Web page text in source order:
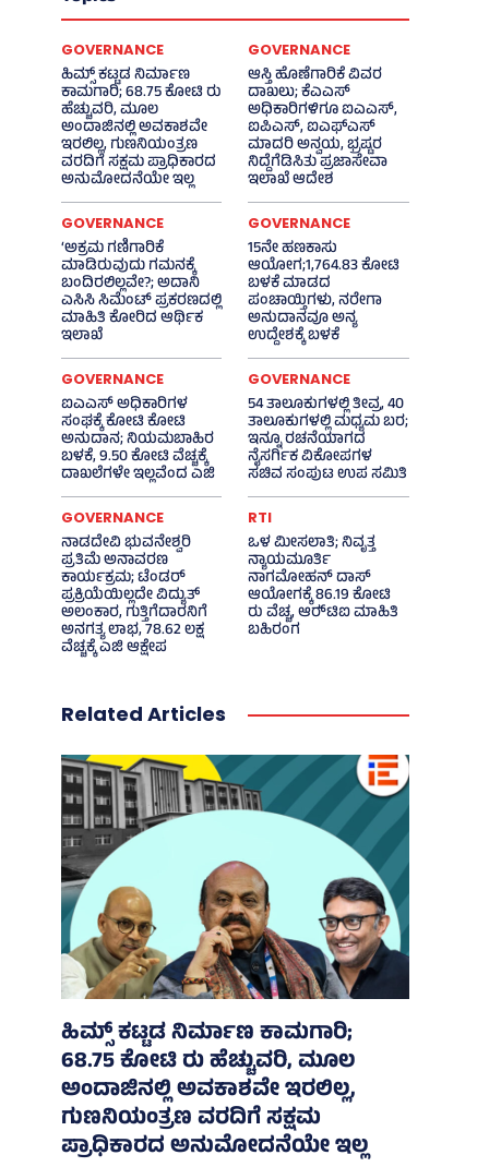
GOVERNANCE
ಹಿಮ್ಸ್‌ ಕಟ್ಟಡ ನಿರ್ಮಾಣ
ಕಾಮಗಾರಿ; 68.75 ಕೋಟಿ ರು
ಹೆಚ್ಚುವರಿ, ಮೂಲ
ಅಂದಾಜಿನಲ್ಲಿ ಅವಕಾಶವೇ
ಇರಲಿಲ್ಲ, ಗುಣನಿಯಂತ್ರಣ
ವರದಿಗೆ ಸಕ್ಷಮ ಪ್ರಾಧಿಕಾರದ
ಅನುಮೋದನೆಯೇ ಇಲ್ಲ
GOVERNANCE
ಆಸ್ತಿ ಹೊಣೆಗಾರಿಕೆ ವಿವರ
ದಾಖಲು; ಕೆಎಎಸ್
ಅಧಿಕಾರಿಗಳಿಗೂ ಐಎಎಸ್‌,
ಐಪಿಎಸ್‌, ಐಎಫ್‌ಎಸ್‌
ಮಾದರಿ ಅನ್ವಯ, ಭ್ರಷ್ಟರ
ನಿದ್ದೆಗೆಡಿಸಿತು ಪ್ರಜಾಸೇವಾ
ಇಲಾಖೆ ಆದೇಶ
GOVERNANCE
‘ಅಕ್ರಮ ಗಣಿಗಾರಿಕೆ
ಮಾಡಿರುವುದು ಗಮನಕ್ಕೆ
ಬಂದಿರಲಿಲ್ಲವೇ?; ಅದಾನಿ
ಎಸಿಸಿ ಸಿಮೆಂಟ್ ಪ್ರಕರಣದಲ್ಲಿ
ಮಾಹಿತಿ ಕೋರಿದ ಆರ್ಥಿಕ
ಇಲಾಖೆ
GOVERNANCE
15ನೇ ಹಣಕಾಸು
ಆಯೋಗ;1,764.83 ಕೋಟಿ
ಬಳಕೆ ಮಾಡದ
ಪಂಚಾಯ್ತಿಗಳು, ನರೇಗಾ
ಅನುದಾನವೂ ಅನ್ಯ
ಉದ್ದೇಶಕ್ಕೆ ಬಳಕೆ
GOVERNANCE
ಐಎಎಸ್‌ ಅಧಿಕಾರಿಗಳ
ಸಂಘಕ್ಕೆ ಕೋಟಿ ಕೋಟಿ
ಅನುದಾನ; ನಿಯಮಬಾಹಿರ
ಬಳಕೆ, 9.50 ಕೋಟಿ ವೆಚ್ಚಕ್ಕೆ
ದಾಖಲೆಗಳೇ ಇಲ್ಲವೆಂದ ಎಜಿ
GOVERNANCE
54 ತಾಲೂಕುಗಳಲ್ಲಿ ತೀವ್ರ, 40
ತಾಲೂಕುಗಳಲ್ಲಿ ಮಧ್ಯಮ ಬರ;
ಇನ್ನೂ ರಚನೆಯಾಗದ
ನೈಸರ್ಗಿಕ ವಿಕೋಪಗಳ
ಸಚಿವ ಸಂಪುಟ ಉಪ ಸಮಿತಿ
GOVERNANCE
ನಾಡದೇವಿ ಭುವನೇಶ್ವರಿ
ಪ್ರತಿಮೆ ಅನಾವರಣ
ಕಾರ್ಯಕ್ರಮ; ಟೆಂಡರ್
ಪ್ರಕ್ರಿಯೆಯಿಲ್ಲದೇ ವಿದ್ಯುತ್‌
ಅಲಂಕಾರ, ಗುತ್ತಿಗೆದಾರನಿಗೆ
ಅನಗತ್ಯ ಲಾಭ, 78.62 ಲಕ್ಷ
ವೆಚ್ಚಕ್ಕೆ ಎಜಿ ಆಕ್ಷೇಪ
RTI
ಒಳ ಮೀಸಲಾತಿ; ನಿವೃತ್ತ
ನ್ಯಾಯಮೂರ್ತಿ
ನಾಗಮೋಹನ್ ದಾಸ್
ಆಯೋಗಕ್ಕೆ 86.19 ಕೋಟಿ
ರು ವೆಚ್ಚ, ಆರ್‍‌ಟಿಐ ಮಾಹಿತಿ
ಬಹಿರಂಗ
Related Articles
ಹಿಮ್ಸ್‌ ಕಟ್ಟಡ ನಿರ್ಮಾಣ ಕಾಮಗಾರಿ;
68.75 ಕೋಟಿ ರು ಹೆಚ್ಚುವರಿ, ಮೂಲ
ಅಂದಾಜಿನಲ್ಲಿ ಅವಕಾಶವೇ ಇರಲಿಲ್ಲ,
ಗುಣನಿಯಂತ್ರಣ ವರದಿಗೆ ಸಕ್ಷಮ
ಪ್ರಾಧಿಕಾರದ ಅನುಮೋದನೆಯೇ ಇಲ್ಲ